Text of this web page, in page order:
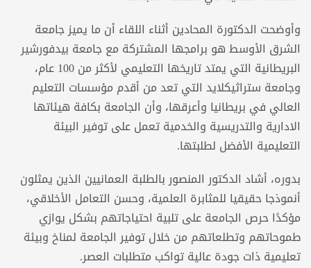
وأوضحت الدكتورة المحادين أثناء اللقاء أن ما يميز جامعة
الشرق الأوسط هو برامجها المشتركة مع جامعة بيدفورشير
البريطانية التي يمتد تاريخها التعليمي لأكثر من 100 عام،
وجامعة ستراثيكلايد التي تعد من أقدم مؤسسات التعليم
العالي في بريطانيا وأعرقها، وأن الجامعة بكافة هيئاتها
الادارية والتدريسية والخدمية تعمل على توفير البيئة
التعليمية الأفضل لطلبتها.
بدوره، أشاد الدكتور المنصور بالطلبة العمانيين الذين يمثلون
أنموذجا حقيقيا للمثابرة العلمية، وحسن التعامل الأخلاقي،
مؤكدًا حرص الجامعة على تلبية احتياجاتهم بشكل يوازي
طموحاتهم وتطلعاتهم من خلال توفير الجامعة لمناخ وبيئة
تعليمية ذات جودة عالية تواكب متطلبات العصر.